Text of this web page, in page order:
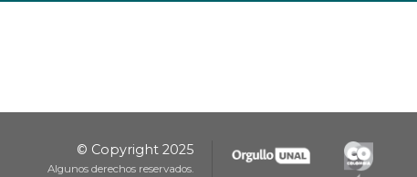
© Copyright 2025
Algunos derechos reservados.